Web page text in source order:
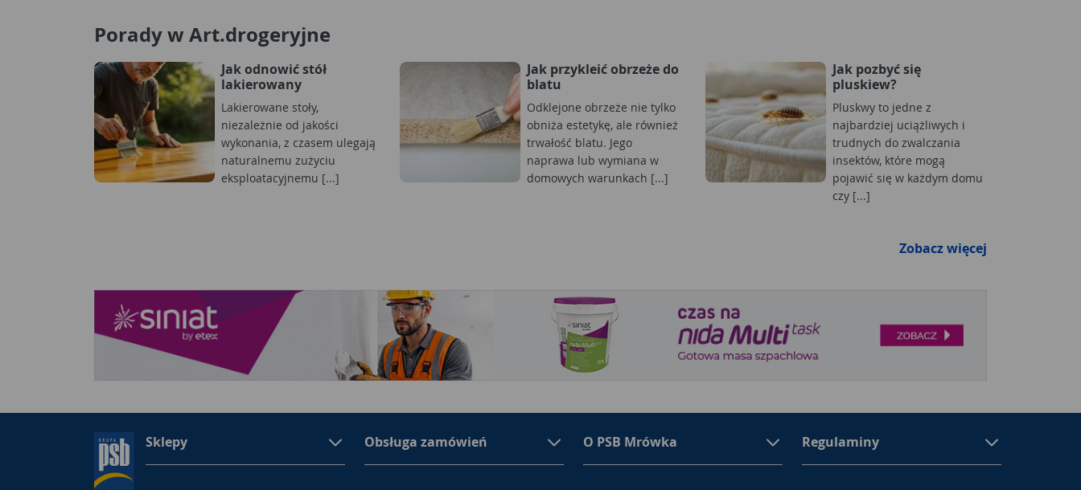
Porady w Art.drogeryjne
Jak odnowić stół
lakierowany
Lakierowane stoły,
niezależnie od jakości
wykonania, z czasem ulegają
naturalnemu zużyciu
eksploatacyjnemu [...]
Jak przykleić obrzeże do
blatu
Odklejone obrzeże nie tylko
obniża estetykę, ale również
trwałość blatu. Jego
naprawa lub wymiana w
domowych warunkach [...]
Jak pozbyć się
pluskiew?
Pluskwy to jedne z
najbardziej uciążliwych i
trudnych do zwalczania
insektów, które mogą
pojawić się w każdym domu
czy [...]
Zobacz więcej
Sklepy Obsługa zamówień O PSB Mrówka Regulaminy